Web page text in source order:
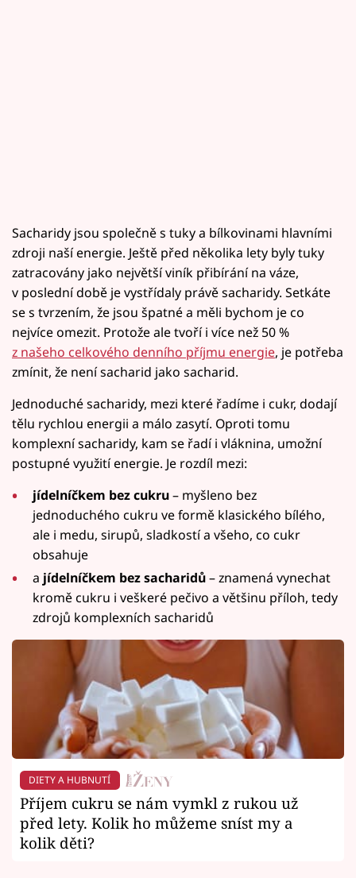
Sacharidy jsou společně s tuky a bílkovinami hlavními
zdroji naší energie. Ještě před několika lety byly tuky
zatracovány jako největší viník přibírání na váze,
v poslední době je vystřídaly právě sacharidy. Setkáte
se s tvrzením, že jsou špatné a měli bychom je co
nejvíce omezit. Protože ale tvoří i více než 50 %
z našeho celkového denního příjmu energie, je potřeba
zmínit, že není sacharid jako sacharid.
Jednoduché sacharidy, mezi které řadíme i cukr, dodají
tělu rychlou energii a málo zasytí. Oproti tomu
komplexní sacharidy, kam se řadí i vláknina, umožní
postupné využití energie. Je rozdíl mezi:
jídelníčkem bez cukru– myšleno bez
jednoduchého cukru ve formě klasického bílého,
ale i medu, sirupů, sladkostí a všeho, co cukr
obsahuje
a jídelníčkem bez sacharidů– znamená vynechat
kromě cukru i veškeré pečivo a většinu příloh, tedy
zdrojů komplexních sacharidů
DIETY A HUBNUTÍ
Příjem cukru se nám vymkl z rukou už
před lety. Kolik ho můžeme sníst my a
kolik děti?